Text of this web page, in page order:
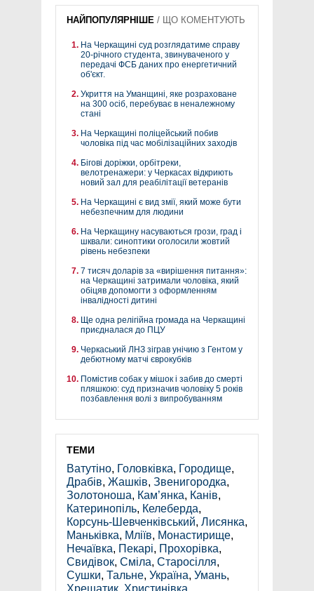
НАЙПОПУЛЯРНІШЕ / ЩО КОМЕНТУЮТЬ
На Черкащині суд розглядатиме справу
20-річного студента, звинуваченого у
передачі ФСБ даних про енергетичний
об'єкт.
Укриття на Уманщині, яке розраховане
на 300 осіб, перебуває в неналежному
стані
На Черкащині поліцейський побив
чоловіка під час мобілізаційних заходів
Бігові доріжки, орбітреки,
велотренажери: у Черкасах відкриють
новий зал для реабілітації ветеранів
На Черкащині є вид змії, який може бути
небезпечним для людини
На Черкащину насуваються грози, град і
шквали: синоптики оголосили жовтий
рівень небезпеки
7 тисяч доларів за «вирішення питання»:
на Черкащині затримали чоловіка, який
обіцяв допомогти з оформленням
інвалідності дитині
Ще одна релігійна громада на Черкащині
приєдналася до ПЦУ
Черкаський ЛНЗ зіграв унічию з Гентом у
дебютному матчі єврокубків
Помістив собак у мішок і забив до смерті
пляшкою: суд призначив чоловіку 5 років
позбавлення волі з випробуванням
ТЕМИ
Ватутіно, Головківка, Городище,
Драбів, Жашків, Звенигородка,
Золотоноша, Кам’янка, Канів,
Катеринопіль, Келеберда,
Корсунь-Шевченківський, Лисянка,
Маньківка, Мліїв, Монастирище,
Нечаївка, Пекарі, Прохорівка,
Свидівок, Сміла, Старосілля,
Сушки, Тальне, Україна, Умань,